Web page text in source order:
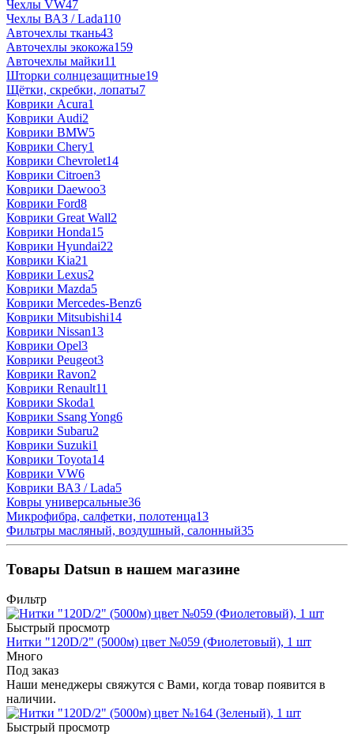
Чехлы VW47
Чехлы ВАЗ / Lada110
Авточехлы ткань43
Авточехлы экокожа159
Авточехлы майки11
Шторки солнцезащитные19
Щётки, скребки, лопаты7
Коврики Acura1
Коврики Audi2
Коврики BMW5
Коврики Chery1
Коврики Chevrolet14
Коврики Citroen3
Коврики Daewoo3
Коврики Ford8
Коврики Great Wall2
Коврики Honda15
Коврики Hyundai22
Коврики Kia21
Коврики Lexus2
Коврики Mazda5
Коврики Mercedes-Benz6
Коврики Mitsubishi14
Коврики Nissan13
Коврики Opel3
Коврики Peugeot3
Коврики Ravon2
Коврики Renault11
Коврики Skoda1
Коврики Ssang Yong6
Коврики Subaru2
Коврики Suzuki1
Коврики Toyota14
Коврики VW6
Коврики ВАЗ / Lada5
Ковры универсальные36
Микрофибра, салфетки, полотенца13
Фильтры масляный, воздушный, салонный35
Товары Datsun в нашем магазине
Фильтр
Быстрый просмотр
Нитки "120D/2" (5000м) цвет №059 (Фиолетовый), 1 шт
Много
Под заказ
Наши менеджеры свяжутся с Вами, когда товар появится в
наличии.
Быстрый просмотр